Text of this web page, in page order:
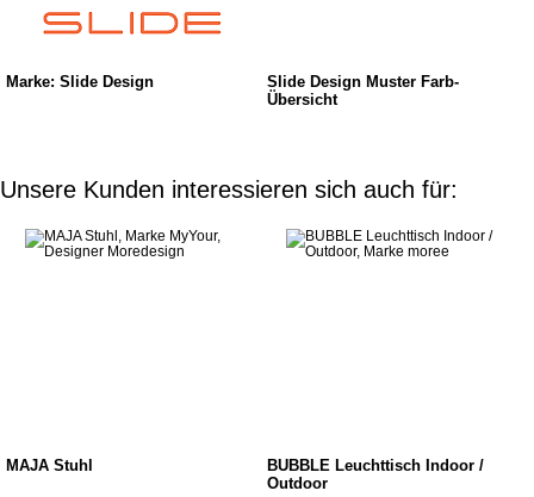
Marke: Slide Design
Slide Design Muster Farb-
Übersicht
Unsere Kunden interessieren sich auch für:
MAJA Stuhl
BUBBLE Leuchttisch Indoor /
Outdoor